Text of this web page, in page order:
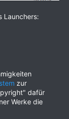
Launchers:
zur
dafür
Werke die